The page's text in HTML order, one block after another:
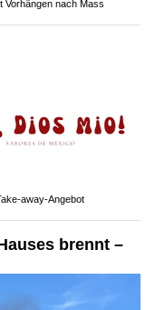
Vorhängen nach Mass
away-Angebot
brennt –